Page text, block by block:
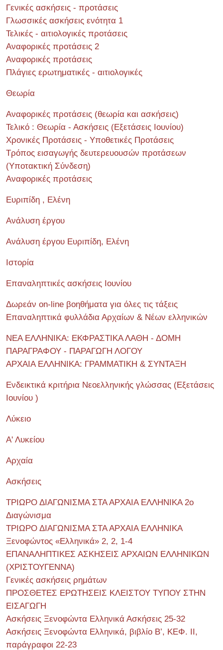
Γενικές ασκήσεις - προτάσεις
Γλωσσικές ασκήσεις ενότητα 1
Τελικές - αιτιολογικές προτάσεις
Αναφορικές προτάσεις 2
Αναφορικές προτάσεις
Πλάγιες ερωτηματικές - αιτιολογικές
Θεωρία
Αναφορικές προτάσεις (θεωρία και ασκήσεις)
Τελικό : Θεωρία - Ασκήσεις (Εξετάσεις Ιουνίου)
Χρονικές Προτάσεις - Υποθετικές Προτάσεις
Τρόπος εισαγωγής δευτερευουσών προτάσεων
(Υποτακτική Σύνδεση)
Αναφορικές προτάσεις
Ευριπίδη , Ελένη
Ανάλυση έργου
Ανάλυση έργου Ευριπίδη, Ελένη
Ιστορία
Επαναληπτικές ασκήσεις Ιουνίου
Δωρεάν on-line βοηθήματα για όλες τις τάξεις
Επαναληπτικά φυλλάδια Αρχαίων & Νέων ελληνικών
ΝΕΑ ΕΛΛΗΝΙΚΑ: ΕΚΦΡΑΣΤΙΚΑ ΛΑΘΗ - ΔΟΜΗ
ΠΑΡΑΓΡΑΦΟΥ - ΠΑΡΑΓΩΓΗ ΛΟΓΟΥ
ΑΡΧΑΙΑ ΕΛΛΗΝΙΚΑ: ΓΡΑΜΜΑΤΙΚΗ & ΣΥΝΤΑΞΗ
Ενδεικτικά κριτήρια Νεοελληνικής γλώσσας (Εξετάσεις
Ιουνίου )
Λύκειο
Α' Λυκείου
Αρχαία
Ασκήσεις
ΤΡΙΩΡΟ ΔΙΑΓΩΝΙΣΜΑ ΣΤΑ ΑΡΧΑΙΑ ΕΛΛΗΝΙΚΑ 2o
Διαγώνισμα
ΤΡΙΩΡΟ ΔΙΑΓΩΝΙΣΜΑ ΣΤΑ ΑΡΧΑΙΑ ΕΛΛΗΝΙΚΑ
Ξενοφώντος «Ελληνικά» 2, 2, 1-4
ΕΠΑΝΑΛΗΠΤΙΚΕΣ ΑΣΚΗΣΕΙΣ ΑΡΧΑΙΩΝ ΕΛΛΗΝΙΚΩΝ
(ΧΡΙΣΤΟΥΓΕΝΝΑ)
Γενικές ασκήσεις ρημάτων
ΠΡΟΣΘΕΤΕΣ ΕΡΩΤΗΣΕΙΣ ΚΛΕΙΣΤΟΥ ΤΥΠΟΥ ΣΤΗΝ
ΕΙΣΑΓΩΓΗ
Ασκήσεις Ξενοφώντα Ελληνικά Ασκήσεις 25-32
Ασκήσεις Ξενοφώντα Ελληνικά, βιβλίο Β’, ΚΕΦ. II,
παράγραφοι 22-23